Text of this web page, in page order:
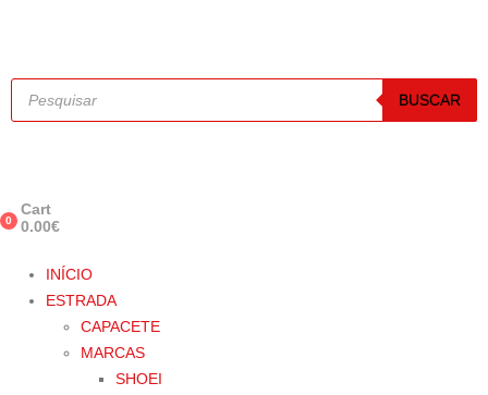
BUSCAR
0
Cart
0.00€
INÍCIO
ESTRADA
CAPACETE
MARCAS
SHOEI